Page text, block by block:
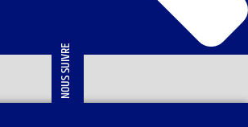
NOUS SUIVRE